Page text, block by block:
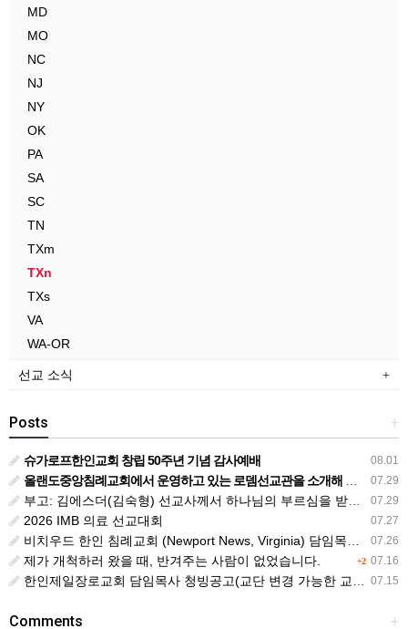
MD
MO
NC
NJ
NY
OK
PA
SA
SC
TN
TXm
TXn
TXs
VA
WA-OR
선교 소식
+
Posts
08.01
슈가로프한인교회 창립 50주년 기념 감사예배
07.29
올랜도중앙침례교회에서 운영하고 있는 로뎀선교관을 소개해 드립니다
07.29
부고: 김에스더(김숙형) 선교사께서 하나님의 부르심을 받았습니다.
07.27
2026 IMB 의료 선교대회
07.26
비치우드 한인 침례교회 (Newport News, Virginia) 담임목사 청빙
+2 07.16
제가 개척하러 왔을 때, 반겨주는 사람이 없었습니다.
07.15
한인제일장로교회 담임목사 청빙공고(교단 변경 가능한 교회)
+
Comments